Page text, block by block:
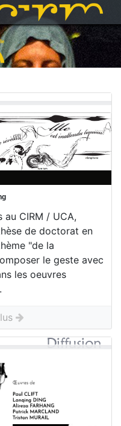
au CIRM / UCA,
de doctorat en
"de la
le geste avec
les oeuvres